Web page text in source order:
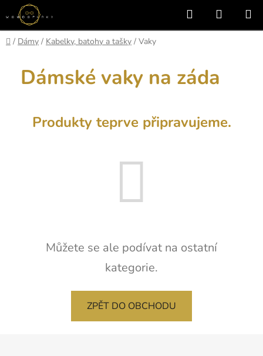
Přejít
na
obsah
Hledat
KOŠÍK
Domů
/ Dámy / Kabelky, batohy a tašky / Vaky
Dámské vaky na záda
Produkty teprve připravujeme.
Můžete se ale podívat na ostatní
kategorie.
ZPĚT DO OBCHODU